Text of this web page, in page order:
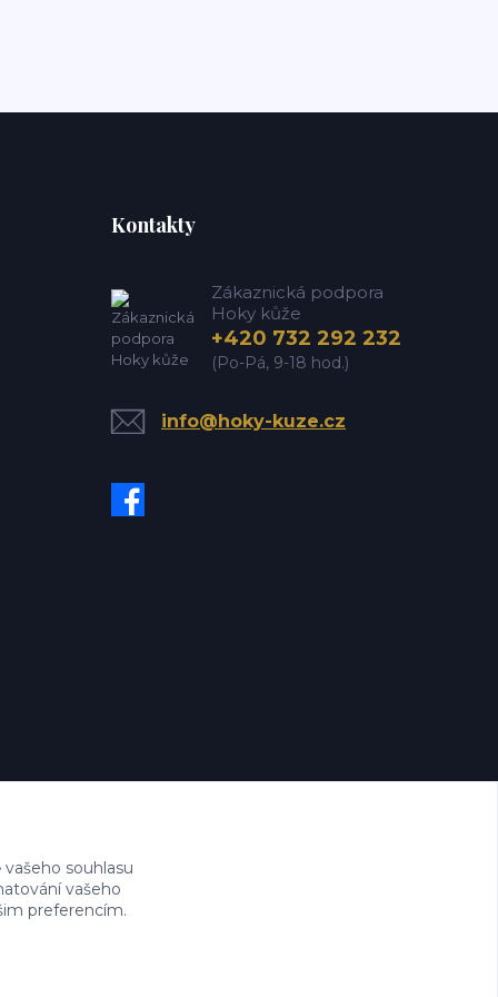
Kontakty
Zákaznická podpora
Hoky kůže
+420 732 292 232
(Po-Pá, 9-18 hod.)
info@hoky-kuze.cz
souhlasu
vašeho
preferencím.